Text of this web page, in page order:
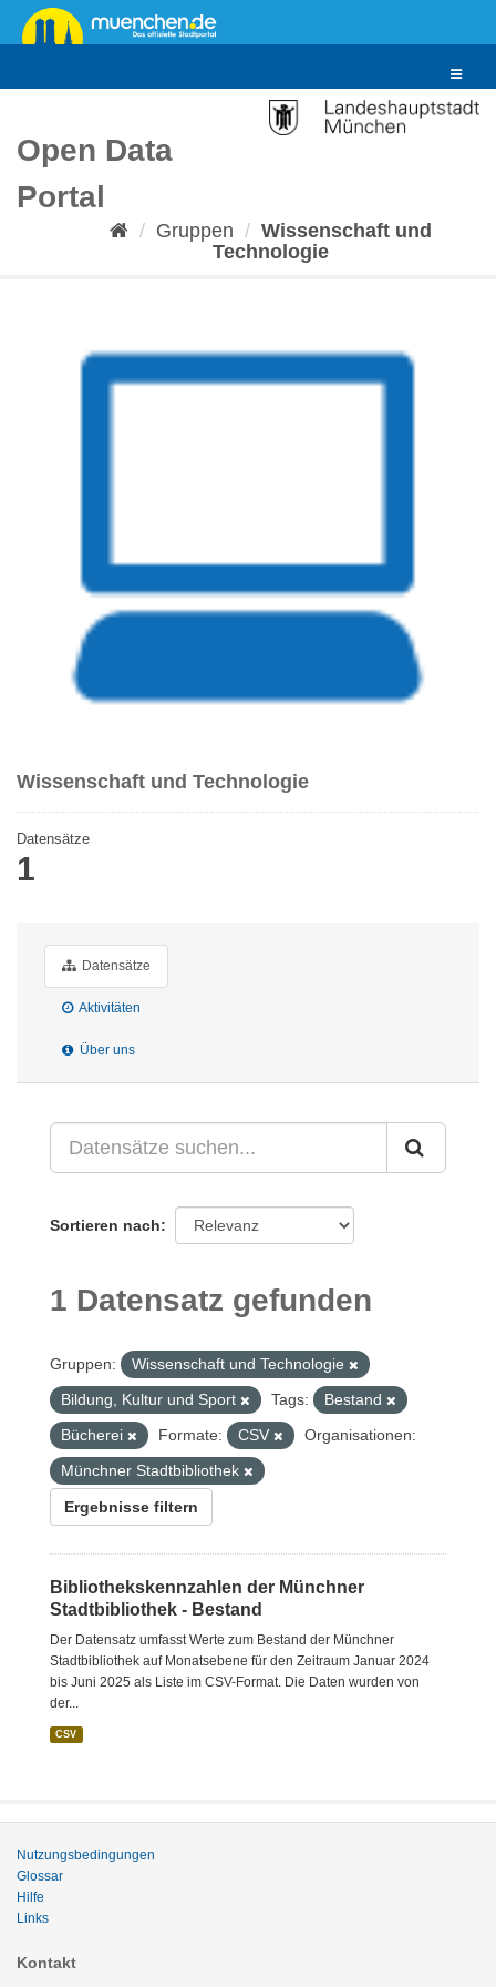
Überspringen
zum
Toggle
Open Data
Portal
Gruppen
Wissenschaft und
Technologie
Wissenschaft und Technologie
Datensätze
1
Datensätze
Aktivitäten
Über uns
Sortieren nach
1 Datensatz gefunden
Gruppen:
Wissenschaft und Technologie
Bildung, Kultur und Sport
Tags:
Bestand
Bücherei
Formate: CSV
Organisationen:
Münchner Stadtbibliothek
Ergebnisse filtern
Bibliothekskennzahlen der Münchner
Stadtbibliothek - Bestand
Der Datensatz umfasst Werte zum Bestand der Münchner
Stadtbibliothek auf Monatsebene für den Zeitraum Januar 2024
bis Juni 2025 als Liste im CSV-Format. Die Daten wurden von
der...
CSV
Nutzungsbedingungen
Glossar
Hilfe
Links
Kontakt